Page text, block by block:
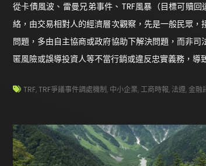
從卡債風波、雷曼兄弟事件、TRF風暴（目標可贖
絡，由交易相對人的經濟層次觀察，先是一般民眾
問題，多由自主協商或政府協助下解決問題，而非
匿風險或誤導投資人等不當行銷或違反忠實義務，導
TRF,TRF爭議事件調處機制, 中小企業,工商時報, 法遵,金融